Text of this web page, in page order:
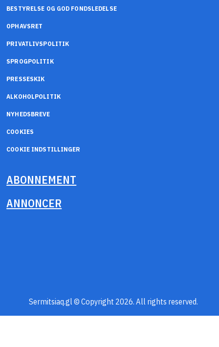
BESTYRELSE OG GOD FONDSLEDELSE
OPHAVSRET
PRIVATLIVSPOLITIK
SPROGPOLITIK
PRESSESKIK
ALKOHOLPOLITIK
NYHEDSBREVE
COOKIES
COOKIE INDSTILLINGER
ABONNEMENT
ANNONCER
Sermitsiaq.gl © Copyright 2026. All rights reserved.